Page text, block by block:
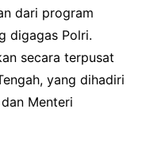
dari program
digagas Polri.
secara terpusat
yang dihadiri
Menteri